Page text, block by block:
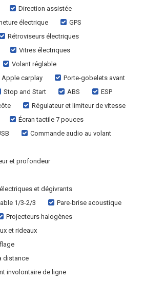
Direction assistée
électrique
GPS
Rétroviseurs électriques
Vitres électriques
Volant réglable
Apple carplay
Porte-gobelets avant
Stop and Start ABS
ESP
Régulateur et limiteur de vitesse
Écran tactile 7 pouces
Commande audio au volant
et profondeur
et dégivrants
1/3-2/3
Pare-brise acoustique
Projecteurs halogènes
et rideaux
distance
involontaire de ligne